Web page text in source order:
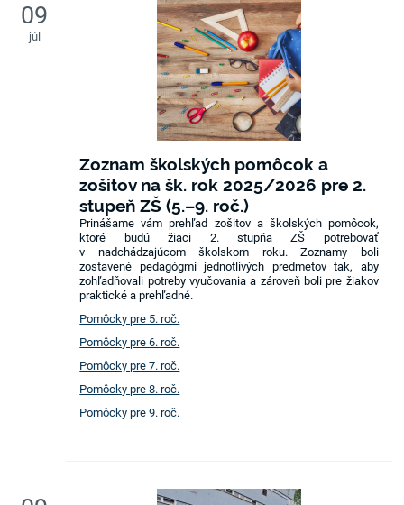
09
júl
Zoznam školských pomôcok a
zošitov na šk. rok 2025/2026 pre 2.
stupeň ZŠ (5.–9. roč.)
Prinášame vám prehľad zošitov a školských pomôcok,
ktoré budú žiaci 2. stupňa ZŠ potrebovať
v nadchádzajúcom školskom roku. Zoznamy boli
zostavené pedagógmi jednotlivých predmetov tak, aby
zohľadňovali potreby vyučovania a zároveň boli pre žiakov
praktické a prehľadné.
Pomôcky pre 5. roč.
Pomôcky pre 6. roč.
Pomôcky pre 7. roč.
Pomôcky pre 8. roč.
Pomôcky pre 9. roč.